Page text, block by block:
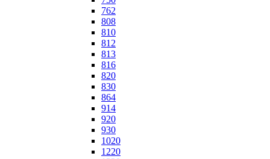
762
808
810
812
813
816
820
830
864
914
920
930
1020
1220